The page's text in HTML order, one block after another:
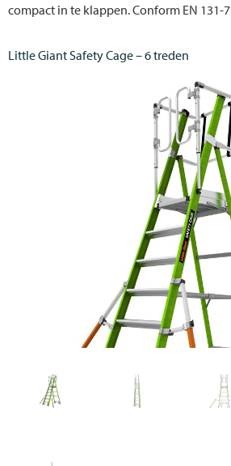
compact in te klappen. Conform EN 131-7
Little Giant Safety Cage – 6 treden